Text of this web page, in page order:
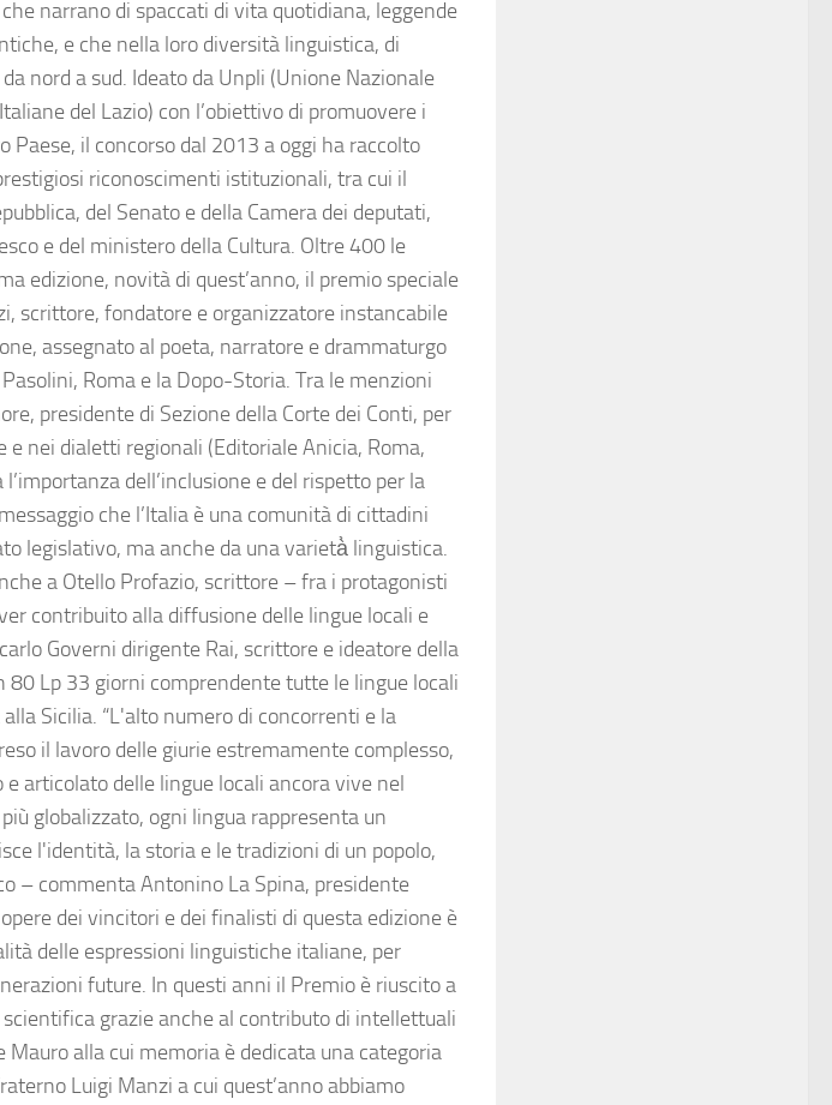
narrano di spaccati di vita quotidiana, leggende
e che nella loro diversità linguistica, di
nord a sud. Ideato da Unpli (Unione Nazionale
del Lazio) con l’obiettivo di promuovere i
il concorso dal 2013 a oggi ha raccolto
riconoscimenti istituzionali, tra cui il
del Senato e della Camera dei deputati,
e del ministero della Cultura. Oltre 400 le
edizione, novità di quest’anno, il premio speciale
scrittore, fondatore e organizzatore instancabile
assegnato al poeta, narratore e drammaturgo
Roma e la Dopo-Storia. Tra le menzioni
presidente di Sezione della Corte dei Conti, per
nei dialetti regionali (Editoriale Anicia, Roma,
dell’inclusione e del rispetto per la
che l’Italia è una comunità di cittadini
legislativo, ma anche da una varietà̀ linguistica.
a Otello Profazio, scrittore – fra i protagonisti
contribuito alla diffusione delle lingue locali e
Governi dirigente Rai, scrittore e ideatore della
80 Lp 33 giorni comprendente tutte le lingue locali
Sicilia. “L'alto numero di concorrenti e la
il lavoro delle giurie estremamente complesso,
articolato delle lingue locali ancora vive nel
globalizzato, ogni lingua rappresenta un
l'identità, la storia e le tradizioni di un popolo,
– commenta Antonino La Spina, presidente
dei vincitori e dei finalisti di questa edizione è
delle espressioni linguistiche italiane, per
future. In questi anni il Premio è riuscito a
grazie anche al contributo di intellettuali
alla cui memoria è dedicata una categoria
Luigi Manzi a cui quest’anno abbiamo